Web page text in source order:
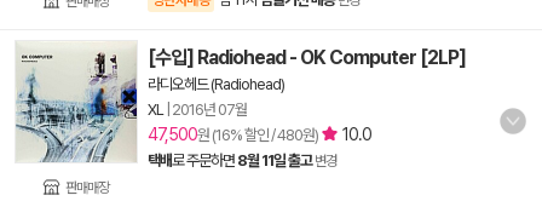
판매매장
[수입] Radiohead - OK Computer [2LP]
라디오헤드 (Radiohead)
XL| 2016년 07월
47,500원 (16% 할인 / 480원) 10.0
택배로 주문하면 8월 11일 출고 변경